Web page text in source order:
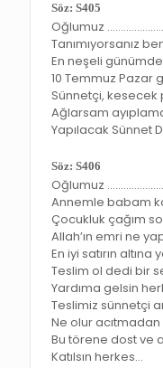
Söz: S405
Oğlumuz
Tanımıyorsanız
En neşeli
10 Temmuz Pazar
Sünnetçi,
Ağlarsam
Yapılacak Sünnet
Söz: S406
Oğlumuz
Annemle babam
Çocukluk çağım
Allah’ın emri ne
En iyi satırın altına
Teslim ol dedi bir
Yardıma gelsin
Teslimiz sünnetçi
Ne olur acıtmadan
Bu törene dost ve
Katılsın herkes…